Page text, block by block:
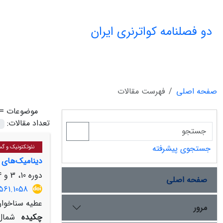
دو فصلنامه کواترنری ایران
صفحه اصلی
فهرست مقالات
موضوعات
تعداد مقالات:
نئوتکتونیک و
دینامیک‌های
دوره 10، 3 و 4، اسفند 1403، صفحه
عطیه
چکیده
جستجوی پیشرفته
صفحه اصلی
مرور